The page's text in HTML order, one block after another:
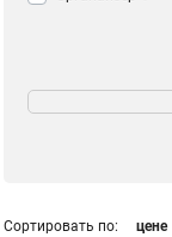
2U 4
Сортировать по: цене